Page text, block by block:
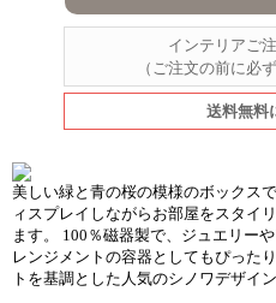
インテリアご
（ご注文の前に必
送料無料
美しい緑と青の桜の模様のボックス
ィスプレイしながらお部屋をスタイ
ます。 100％磁器製で、ジュエリー
レンジメントの容器としてもぴった
トを基調とした人気のシノワデザイン